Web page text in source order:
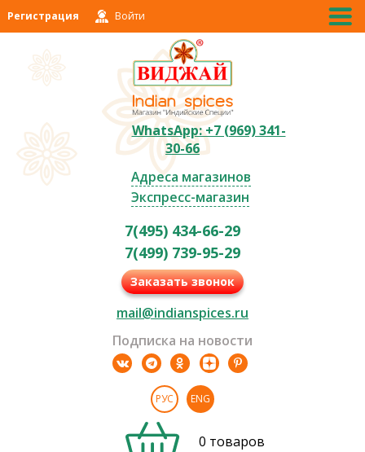
Регистрация Войти
WhatsApp: +7 (969) 341-
30-66
Адреса магазинов
Экспресс-магазин
7(495) 434-66-29
7(499) 739-95-29
Заказать звонок
mail@indianspices.ru
Подписка на новости
РУС ENG
0 товаров